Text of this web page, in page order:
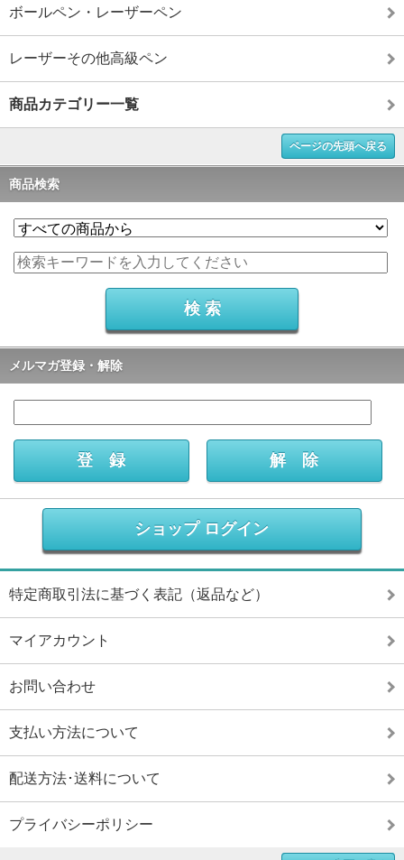
ボールペン・レーザーペン
レーザーその他高級ペン
商品カテゴリー一覧
ページの先頭へ戻る
商品検索
メルマガ登録・解除
ショップ ログイン
特定商取引法に基づく表記（返品など）
マイアカウント
お問い合わせ
支払い方法について
配送方法･送料について
プライバシーポリシー